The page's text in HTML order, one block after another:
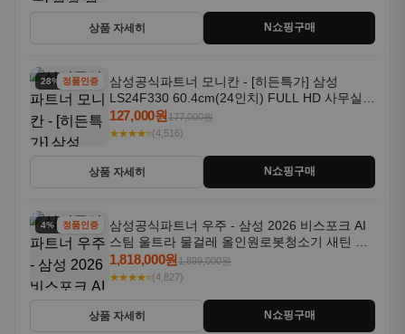
상품 자세히 N쇼핑구매
28% 할인정품인증
삼성공식파트너 모니칸 - [히든특가] 삼성
LS24F330 60.4cm(24인치) FULL HD 사무실/
컴퓨터 모니터
127,000원177,000원
★★★★⭐(4,516)
상품 자세히 N쇼핑구매
4% 할인정품인증
삼성공식파트너 우주 - 삼성 2026 비스포크 AI
스팀 울트라 물걸레 올인원로봇청소기 새틴 그
레이지 AAG
1,818,000원1,899,000원
★★★★⭐(4,827)
상품 자세히 N쇼핑구매